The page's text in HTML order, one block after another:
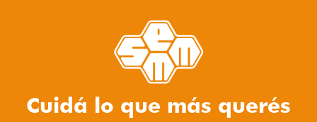
Cuidá lo que más querés